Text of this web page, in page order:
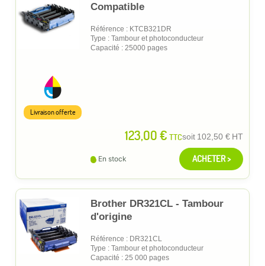
Compatible
Référence : KTCB321DR
Type : Tambour et photoconducteur
Capacité : 25000 pages
123,00 € TTCsoit 102,50 € HT
Livraison offerte
En stock ACHETER >
Brother DR321CL - Tambour
d'origine
Référence : DR321CL
Type : Tambour et photoconducteur
Capacité : 25 000 pages